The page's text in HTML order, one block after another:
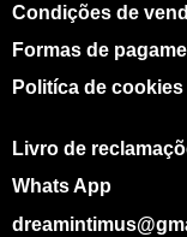
Condições de
Formas de
Politíca de cookies
Livro de
Whats App